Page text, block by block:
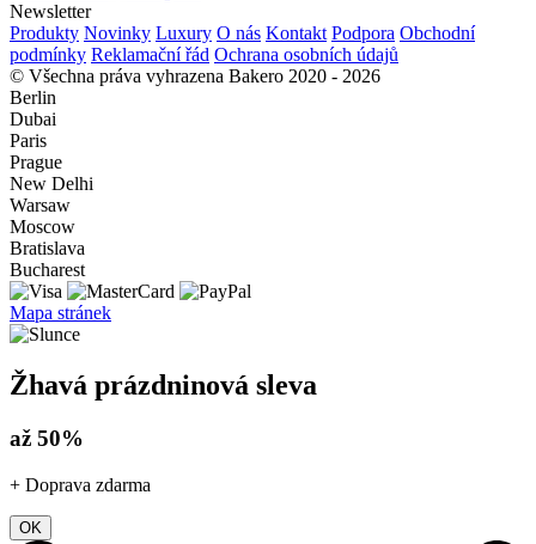
Newsletter
Produkty Novinky Luxury O nás Kontakt Podpora Obchodní
podmínky Reklamační řád Ochrana osobních údajů
© Všechna práva vyhrazena Bakero 2020 - 2026
Berlin
Dubai
Paris
Prague
New Delhi
Warsaw
Moscow
Bratislava
Bucharest
Mapa stránek
Žhavá prázdninová sleva
až 50%
+ Doprava zdarma
OK